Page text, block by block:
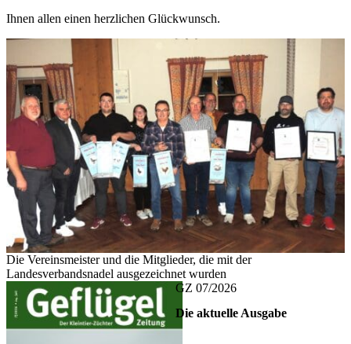
Ihnen allen einen herzlichen Glückwunsch.
Die Vereinsmeister und die Mitglieder, die mit der
Landesverbandsnadel ausgezeichnet wurden
GZ 07/2026
Die aktuelle Ausgabe